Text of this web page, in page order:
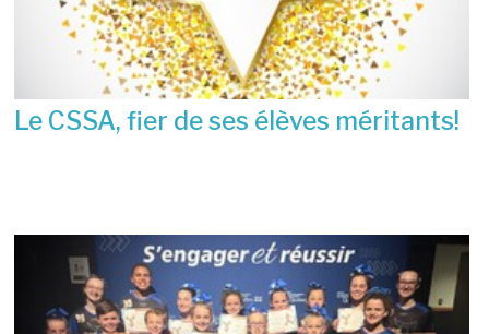
Le CSSA, fier de ses élèves méritants!